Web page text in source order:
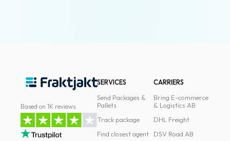
dangerous
content
Based on 1K reviews
SERVICES
Send Packages &
Pallets
Track package
Find closest agent
CARRIERS
Bring E-commerce
& Logistics AB
DHL Freight
DSV Road AB